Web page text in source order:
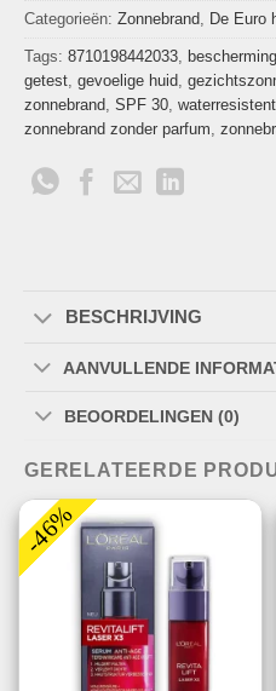
Categorieën: Zonnebrand De Euro
Tags: 8710198442033
getest gevoelige huid
zonnebrand SPF 30
zonnebrand zonder parfum
BESCHRIJVING
AANVULLENDE
BEOORDELINGEN (0)
GERELATEERDE
-46%